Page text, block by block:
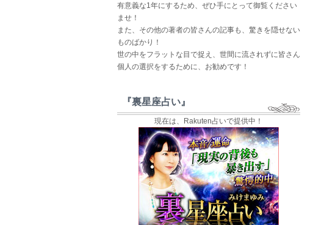
有意義な1年にするため、ぜひ手にとって御覧ください
ませ！
また、その他の著者の皆さんの記事も、驚きを隠せない
ものばかり！
世の中をフラットな目で捉え、世間に流されずに皆さん
個人の選択をするために、お勧めです！
『裏星座占い』
現在は、Rakuten占いで提供中！